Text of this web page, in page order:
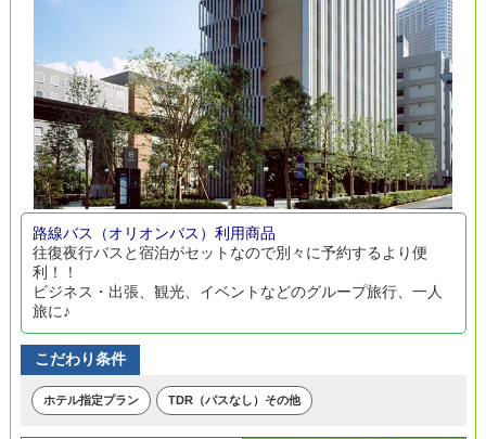
路線バス（オリオンバス）利用商品
往復夜行バスと宿泊がセットなので別々に予約するより便
利！！
ビジネス・出張、観光、イベントなどのグループ旅行、一人
旅に♪
こだわり条件
ホテル指定プラン TDR（パスなし）その他